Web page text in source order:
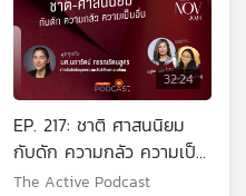
32:24
EP. 217: ชาติ ศาสนนิยม
กับดัก ความกลัว ความเป็น
อื่น
The Active Podcast